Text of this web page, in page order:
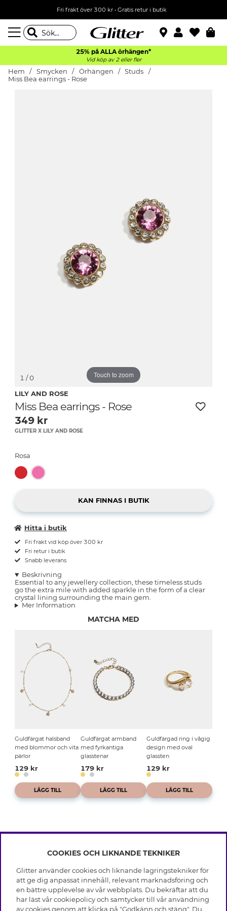
Fri frakt över 300 kr• Gratis retur i butik
25% på ALLA örhängen*
Vid köp av 2 eller fler
Hem Smycken Örhängen
Studs
Miss Bea earrings - Rose
Touch to zoom
1 / 0
LILY AND ROSE
Miss Bea earrings - Rose
349 kr
GLITTER X LILY AND ROSE
Rosa
Hitta i butik
Fri frakt vid köp över 300 kr
Fri retur i butik
Snabb leverans
Beskrivning
Essential to any jewellery collection, these timeless studs
go the extra mile with added sparkle in the form of a clear
crystal lining surrounding the main gem.
Mer Information
MATCHA MED
Guldfärgat halsband
med blommor och vita
pärlor
129 kr
LÄGG TILL
Guldfärgat armband
med fyrkantiga
glasstenar
179 kr
LÄGG TILL
Guldfärgad ring i vågig
design med oval
glassten
129 kr
LÄGG TILL
INFO
Leverans
Villkor
Integritetspolicy
Cookies
OM GLITTER
Black Friday
COOKIES OCH LIKNANDE TEKNIKER
Glitter använder cookies och liknande lagringstekniker för
att ge dig anpassat innehåll, relevant marknadsföring och
en bättre upplevelse av vår webbplats. Du bekräftar att du
har läst vår cookiepolicy och samtycker till vår användning
av cookies genom att klicka på "Godkänn och stäng". Du